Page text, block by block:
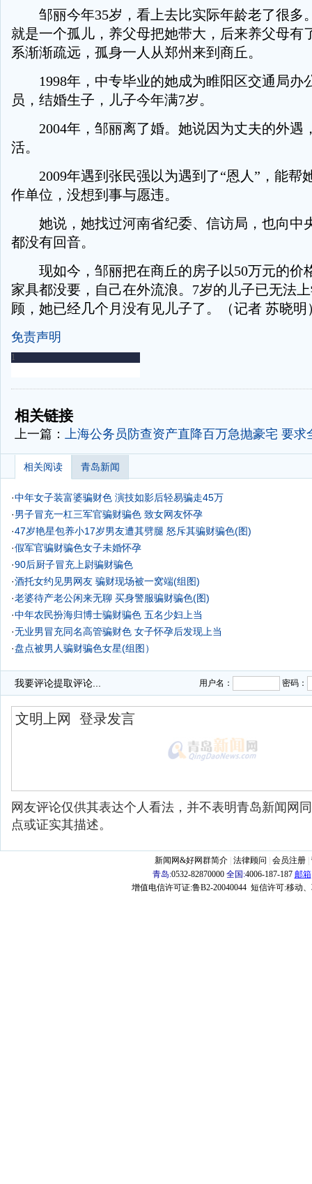
邹丽今年35岁，看上去比实际年龄老了很多
就是一个孤儿，养父母把她带大，后来养父母有
系渐渐疏远，孤身一人从郑州来到商丘。
1998年，中专毕业的她成为睢阳区交通局办
员，结婚生子，儿子今年满7岁。
2004年，邹丽离了婚。她说因为丈夫的外遇
活。
2009年遇到张民强以为遇到了“恩人”，能帮
作单位，没想到事与愿违。
她说，她找过河南省纪委、信访局，也向中
都没有回音。
现如今，邹丽把在商丘的房子以50万元的价
家具都没要，自己在外流浪。7岁的儿子已无法
顾，她已经几个月没有见儿子了。（记者 苏晓明
免责声明
-
相关链接
上一篇： 上海公务员防查资产直降百万急抛豪宅 要求
相关阅读 青岛新闻
·中年女子装富婆骗财色 演技如影后轻易骗走45万
·男子冒充一杠三军官骗财骗色 致女网友怀孕
·47岁艳星包养小17岁男友遭其劈腿 怒斥其骗财骗色(图)
·假军官骗财骗色女子未婚怀孕
·90后厨子冒充上尉骗财骗色
·酒托女约见男网友 骗财现场被一窝端(组图)
·老婆待产老公闲来无聊 买身警服骗财骗色(图)
·中年农民扮海归博士骗财骗色 五名少妇上当
·无业男冒充同名高管骗财色 女子怀孕后发现上当
·盘点被男人骗财骗色女星(组图）
我要评论提取评论... 用户名： 密码：
网友评论仅供其表达个人看法，并不表明青岛新闻网
点或证实其描述。